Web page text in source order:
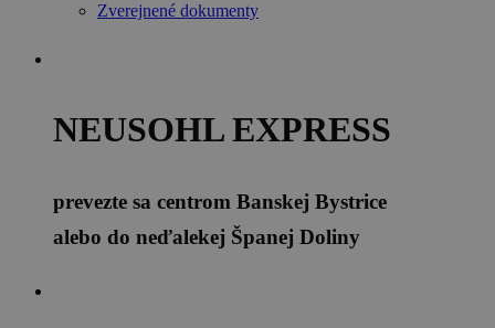
Zverejnené dokumenty
NEUSOHL EXPRESS
prevezte sa centrom Banskej Bystrice
alebo do neďalekej Španej Doliny